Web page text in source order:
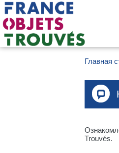
Главная
Trouvés.